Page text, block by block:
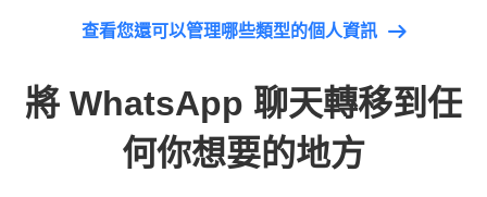
查看您還可以管理哪些類型的個人資訊
將 WhatsApp 聊天轉移到任
何你想要的地方